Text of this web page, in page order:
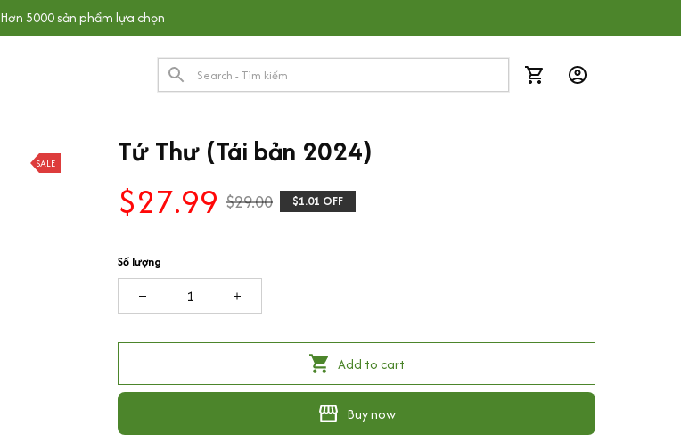
Hơn 5000 sản phẩm lựa chọn
SALE Tứ Thư (Tái bản 2024)
$27.99 $29.00 $1.01 OFF
Số lượng
Add to cart
Buy now